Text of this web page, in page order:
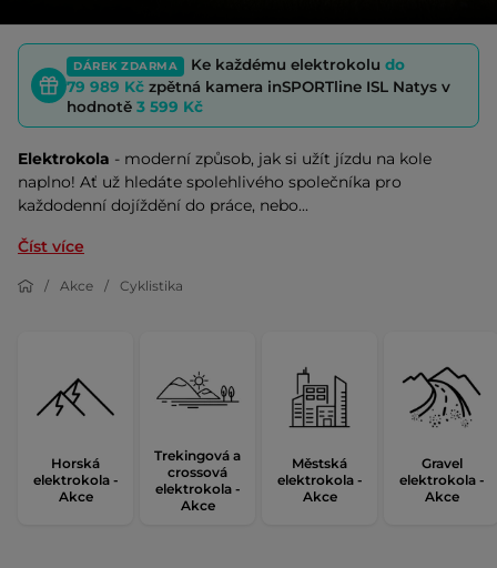
DÁREK ZDARMA Ke každému elektrokolu do
79 989 Kč zpětná kamera inSPORTline ISL Natys v
hodnotě 3 599 Kč
Elektrokola - moderní způsob, jak si užít jízdu na kole
naplno! Ať už hledáte spolehlivého společníka pro
každodenní dojíždění do práce, nebo...
Číst více
Akce Cyklistika
Horská
elektrokola -
Akce
Trekingová a
crossová
elektrokola -
Akce
Městská
elektrokola -
Akce
Gravel
elektrokola -
Akce